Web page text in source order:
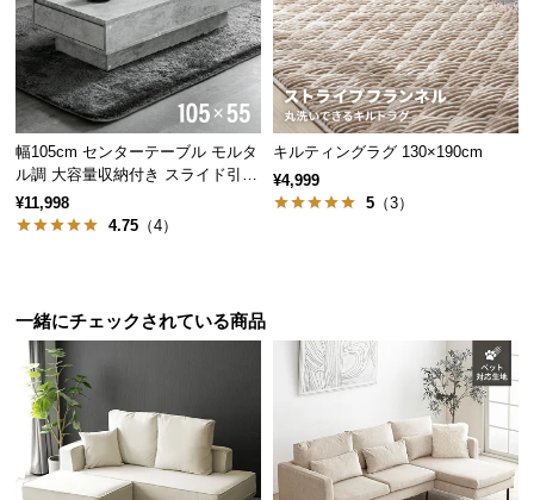
お
様
サ
ポ
ー
ト
知
幅105cm センターテーブル モルタ
ル調 大容量収納付き スライド引き
出し2杯
¥11,998
4.75 （4）
キルティングラグ 130×190cm
¥4,999
5 （3）
一緒にチェックされている商品